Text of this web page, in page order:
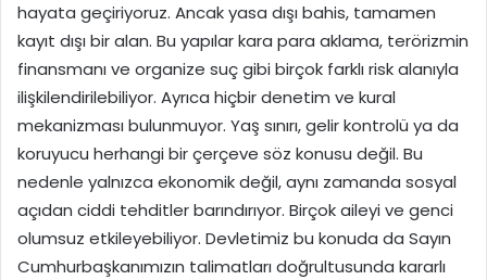
hayata geçiriyoruz. Ancak yasa dışı bahis, tamamen
kayıt dışı bir alan. Bu yapılar kara para aklama, terörizmin
finansmanı ve organize suç gibi birçok farklı risk alanıyla
ilişkilendirilebiliyor. Ayrıca hiçbir denetim ve kural
mekanizması bulunmuyor. Yaş sınırı, gelir kontrolü ya da
koruyucu herhangi bir çerçeve söz konusu değil. Bu
nedenle yalnızca ekonomik değil, aynı zamanda sosyal
açıdan ciddi tehditler barındırıyor. Birçok aileyi ve genci
olumsuz etkileyebiliyor. Devletimiz bu konuda da Sayın
Cumhurbaşkanımızın talimatları doğrultusunda kararlı